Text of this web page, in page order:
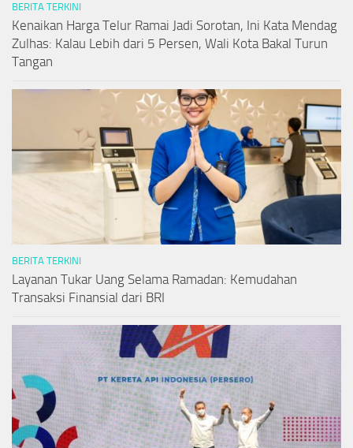
BERITA TERKINI
Kenaikan Harga Telur Ramai Jadi Sorotan, Ini Kata Mendag
Zulhas: Kalau Lebih dari 5 Persen, Wali Kota Bakal Turun
Tangan
BERITA TERKINI
Layanan Tukar Uang Selama Ramadan: Kemudahan
Transaksi Finansial dari BRI